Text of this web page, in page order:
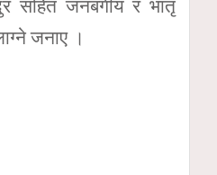
सहित जनबर्गीय र भातृ
जनाए ।